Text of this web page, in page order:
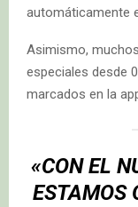
automáticamente
Asimismo,
especiales desde
marcados en la
«CON EL
ESTAMOS